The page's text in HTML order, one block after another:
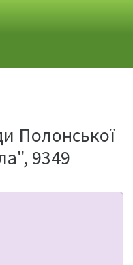
Полонської
9349